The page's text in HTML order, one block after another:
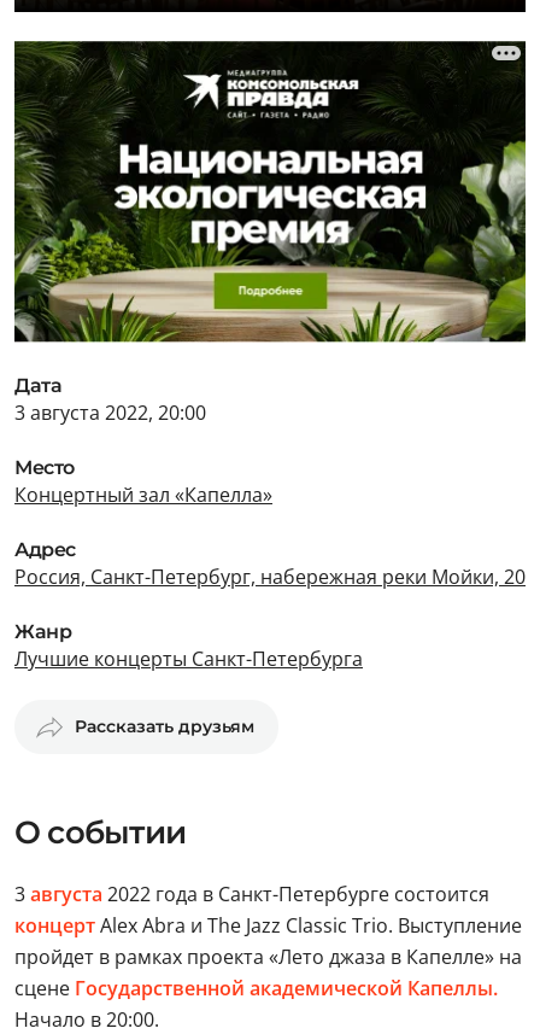
Дата
3 августа 2022, 20:00
Место
Концертный зал «Капелла»
Адрес
Россия, Санкт-Петербург, набережная реки Мойки, 20
Жанр
Лучшие концерты Санкт-Петербурга
Рассказать друзьям
О событии
3августа 2022 года в Санкт-Петербурге состоится
концертAlex Abra и The Jazz Classic Trio. Выступление
пройдет в рамках проекта «Лето джаза в Капелле» на
сцене Государственной академической Капеллы.
Начало в 20:00.